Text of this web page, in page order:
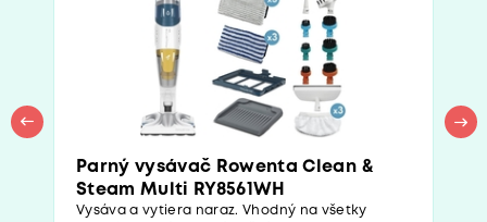
Parný vysávač Rowenta Clean &
Steam Multi RY8561WH
Vysáva a vytiera naraz. Vhodný na všetky